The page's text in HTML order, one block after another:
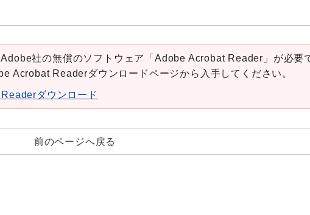
社の無償のソフトウェア「Adobe Acrobat Reader」が必要
Acrobat Readerダウンロードページから入手してください。
ダウンロード
前のページへ戻る